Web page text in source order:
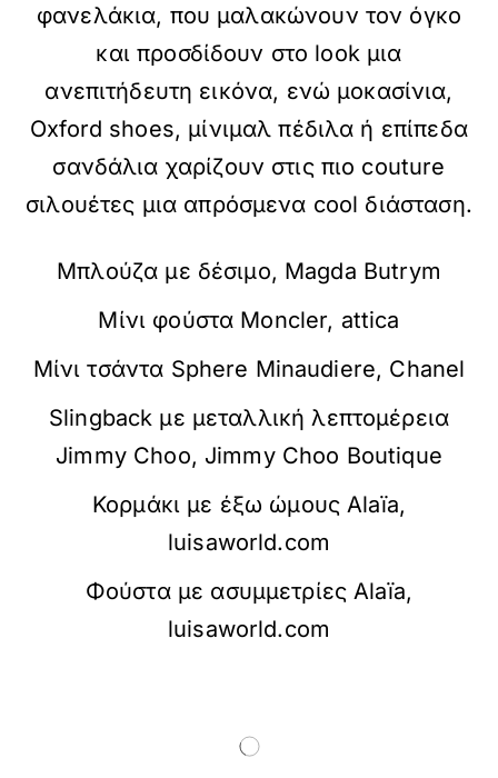
φανελάκια, που μαλακώνουν τον όγκο
και προσδίδουν στο look μια
ανεπιτήδευτη εικόνα, ενώ μοκασίνια,
Oxford shoes, μίνιμαλ πέδιλα ή επίπεδα
σανδάλια χαρίζουν στις πιο couture
σιλουέτες μια απρόσμενα cool διάσταση.
Μπλούζα με δέσιμο, Magda Butrym
Μίνι φούστα Moncler, attica
Μίνι τσάντα Sphere Minaudiere, Chanel
Slingback με μεταλλική λεπτομέρεια
Jimmy Choo, Jimmy Choo Boutique
Κορμάκι με έξω ώμους Alaïa,
luisaworld.com
Φούστα με ασυμμετρίες Alaïa,
luisaworld.com